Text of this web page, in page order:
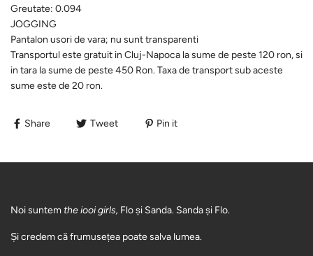
Greutate: 0.094
JOGGING
Pantalon usori de vara; nu sunt transparenti
Transportul este gratuit in Cluj-Napoca la sume de peste 120 ron, si
in tara la sume de peste 450 Ron. Taxa de transport sub aceste
sume este de 20 ron.
Share Tweet Pin it
Noi suntem the iooi girls, Flo și Sanda. Sanda și Flo.
Și credem că frumusețea poate salva lumea.